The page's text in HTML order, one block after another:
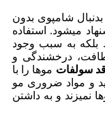
شامپوی بدون
میشود. استفاده
بلکه به سبب وجود
درخشندگی و
سولفات موها را با
و مواد ضروری مو
نمیزند و به داشتن